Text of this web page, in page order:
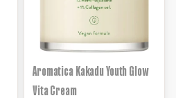
Aromatica Kakadu Youth Glow
Vita Cream